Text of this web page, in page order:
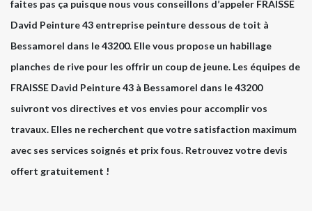
faites pas ça puisque nous vous conseillons d’appeler FRAISSE
David Peinture 43 entreprise peinture dessous de toit à
Bessamorel dans le 43200. Elle vous propose un habillage
planches de rive pour les offrir un coup de jeune. Les équipes de
FRAISSE David Peinture 43 à Bessamorel dans le 43200
suivront vos directives et vos envies pour accomplir vos
travaux. Elles ne recherchent que votre satisfaction maximum
avec ses services soignés et prix fous. Retrouvez votre devis
offert gratuitement !